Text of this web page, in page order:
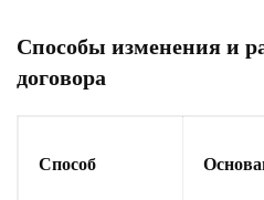
Способы изменения и
договора
Способ